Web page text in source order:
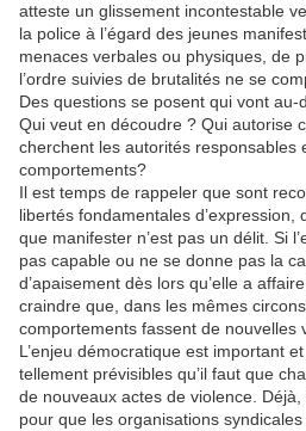
atteste un glissement incontestable
la police à l’égard des jeunes
menaces verbales ou physiques, de
l’ordre suivies de brutalités ne se
Des questions se posent qui vont
Qui veut en découdre ? Qui autorise
cherchent les autorités responsables
comportements?
Il est temps de rappeler que sont
libertés fondamentales d’expression,
que manifester n’est pas un délit. Si
pas capable ou ne se donne pas la
d’apaisement dès lors qu’elle a
craindre que, dans les mêmes
comportements fassent de nouvelles
L’enjeu démocratique est important
tellement prévisibles qu’il faut que
de nouveaux actes de violence.
pour que les organisations